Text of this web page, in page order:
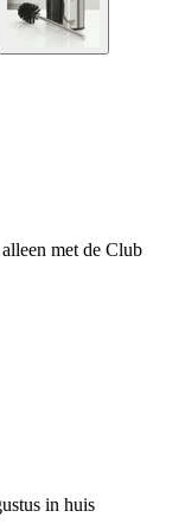
met de Club
in huis